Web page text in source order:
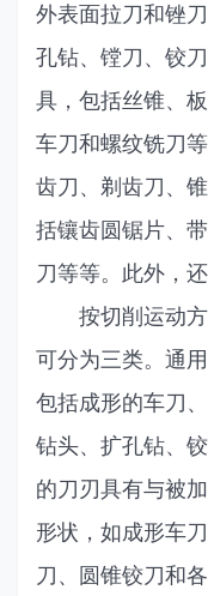
外表面拉刀和锉
孔钻、镗刀、铰
具，包括丝锥、
车刀和螺纹铣刀
齿刀、剃齿刀、
括镶齿圆锯片、
刀等等。此外，
按切削运动方
可分为三类。通
包括成形的车刀
钻头、扩孔钻、
的刀刃具有与被
形状，如成形车
刀、圆锥铰刀和